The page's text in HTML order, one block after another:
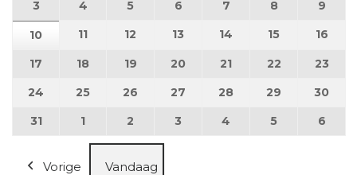
3 3 augustus 2026
4 4 augustus 2026
5 5 augustus 2026
6 6 augustus 2026
7 7 augustus 2026
8 8 augustus
9
10 10 augustus 2026
11 11 augustus 2026
12 12 augustus 2026
13 13 augustus 2026
14 14 augustus 2026
15 15 16
17 17 augustus 2026
18 18 augustus 2026
19 19 augustus 2026
20 20 augustus 2026
21 21 augustus 2026
22 22 23
24 24 augustus 2026
25 25 augustus 2026
26 26 augustus 2026
27 27 augustus 2026
28 28 augustus 2026
29 29 30
3131 augustus 2026
1 1 september 2026
2 2 september 2026
3 3 september 2026
4 4 september 2026
5 5 6
Vorige Vandaag